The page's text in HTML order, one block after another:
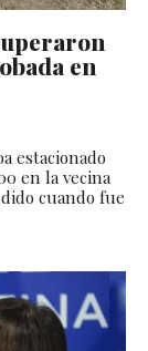
en
estacionado
en la vecina
cuando fue